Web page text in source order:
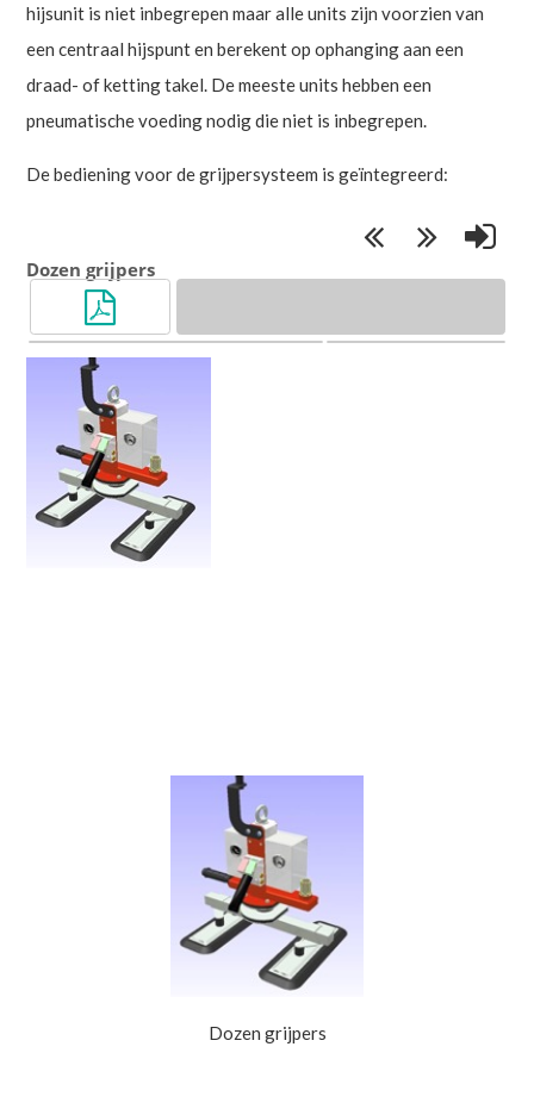
hijsunit is niet inbegrepen maar alle units zijn voorzien van
een centraal hijspunt en berekent op ophanging aan een
draad- of ketting takel. De meeste units hebben een
pneumatische voeding nodig die niet is inbegrepen.
De bediening voor de grijpersysteem is geïntegreerd:
Dozen grijpers
Dozen grijpers